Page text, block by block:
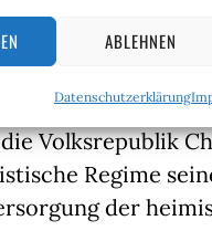
ABLEHNEN
Datenschutzerklärung
früher betroffen
die
2020 auf
Volksrepublik
Regime
der